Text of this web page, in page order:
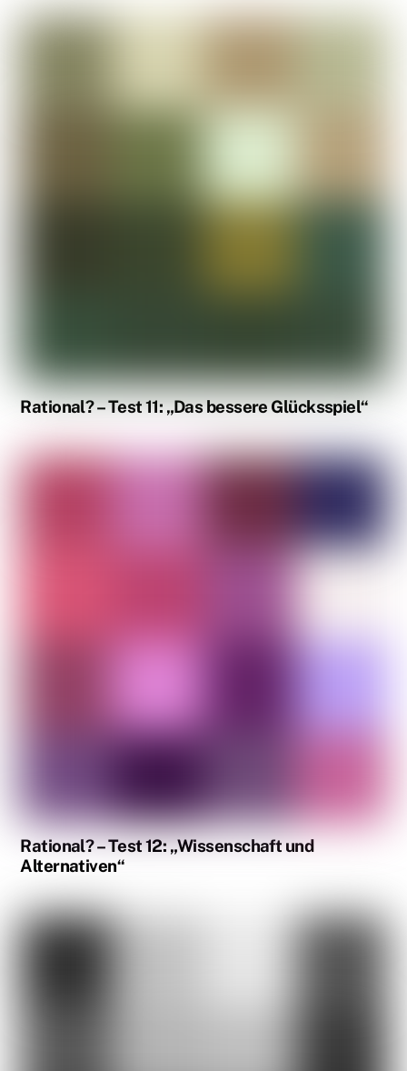
Rational? – Test 11: „Das bessere Glücksspiel“
Rational? – Test 12: „Wissenschaft und
Alternativen“